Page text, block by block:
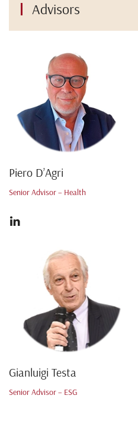
Advisors
Piero D’Agri
Senior Advisor – Health
Gianluigi Testa
Senior Advisor – ESG